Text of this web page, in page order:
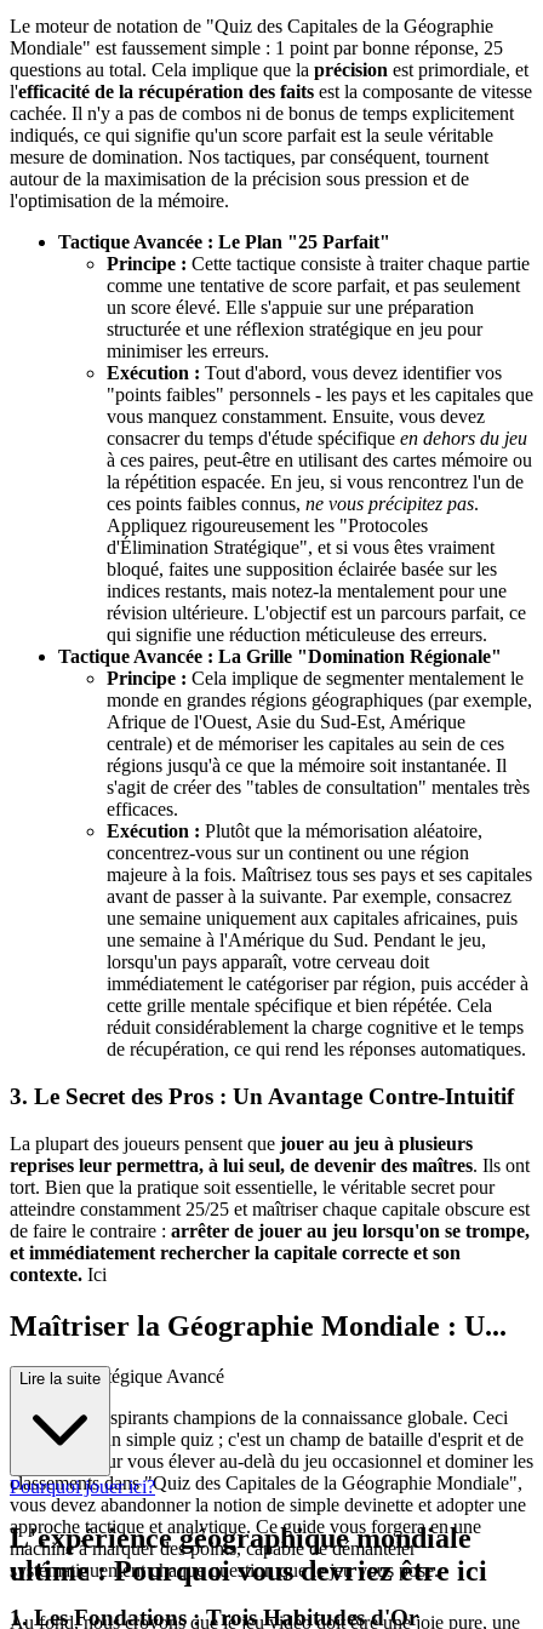
Le moteur de notation de "Quiz des Capitales de la Géographie
Mondiale" est faussement simple : 1 point par bonne réponse, 25
questions au total. Cela implique que la précision est primordiale, et
l'efficacité de la récupération des faits est la composante de vitesse
cachée. Il n'y a pas de combos ni de bonus de temps explicitement
indiqués, ce qui signifie qu'un score parfait est la seule véritable
mesure de domination. Nos tactiques, par conséquent, tournent
autour de la maximisation de la précision sous pression et de
l'optimisation de la mémoire.
Tactique Avancée : Le Plan "25 Parfait"
Principe : Cette tactique consiste à traiter chaque partie
comme une tentative de score parfait, et pas seulement
un score élevé. Elle s'appuie sur une préparation
structurée et une réflexion stratégique en jeu pour
minimiser les erreurs.
Exécution : Tout d'abord, vous devez identifier vos
"points faibles" personnels - les pays et les capitales que
vous manquez constamment. Ensuite, vous devez
consacrer du temps d'étude spécifique en dehors du jeu
à ces paires, peut-être en utilisant des cartes mémoire ou
la répétition espacée. En jeu, si vous rencontrez l'un de
ces points faibles connus, ne vous précipitez pas.
Appliquez rigoureusement les "Protocoles
d'Élimination Stratégique", et si vous êtes vraiment
bloqué, faites une supposition éclairée basée sur les
indices restants, mais notez-la mentalement pour une
révision ultérieure. L'objectif est un parcours parfait, ce
qui signifie une réduction méticuleuse des erreurs.
Tactique Avancée : La Grille "Domination Régionale"
Principe : Cela implique de segmenter mentalement le
monde en grandes régions géographiques (par exemple,
Afrique de l'Ouest, Asie du Sud-Est, Amérique
centrale) et de mémoriser les capitales au sein de ces
régions jusqu'à ce que la mémoire soit instantanée. Il
s'agit de créer des "tables de consultation" mentales très
efficaces.
Exécution : Plutôt que la mémorisation aléatoire,
concentrez-vous sur un continent ou une région
majeure à la fois. Maîtrisez tous ses pays et ses capitales
avant de passer à la suivante. Par exemple, consacrez
une semaine uniquement aux capitales africaines, puis
une semaine à l'Amérique du Sud. Pendant le jeu,
lorsqu'un pays apparaît, votre cerveau doit
immédiatement le catégoriser par région, puis accéder à
cette grille mentale spécifique et bien répétée. Cela
réduit considérablement la charge cognitive et le temps
de récupération, ce qui rend les réponses automatiques.
3. Le Secret des Pros : Un Avantage Contre-Intuitif
La plupart des joueurs pensent que jouer au jeu à plusieurs
reprises leur permettra, à lui seul, de devenir des maîtres. Ils ont
tort. Bien que la pratique soit essentielle, le véritable secret pour
atteindre constamment 25/25 et maîtriser chaque capitale obscure est
de faire le contraire : arrêter de jouer au jeu lorsqu'on se trompe,
et immédiatement rechercher la capitale correcte et son
contexte. Ici
Maîtriser la Géographie Mondiale : U...
n Guide Stratégique Avancé
Bienvenue, aspirants champions de la connaissance globale. Ceci
n'est pas qu'un simple quiz ; c'est un champ de bataille d'esprit et de
mémoire. Pour vous élever au-delà du jeu occasionnel et dominer les
classements dans "Quiz des Capitales de la Géographie Mondiale",
vous devez abandonner la notion de simple devinette et adopter une
approche tactique et analytique. Ce guide vous forgera en une
machine à marquer des points, capable de démanteler
systématiquement chaque question que le jeu vous pose.
1. Les Fondations : Trois Habitudes d'Or
Lire la suite
Pourquoi jouer ici?
L'expérience géographique mondiale
ultime : Pourquoi vous devriez être ici
Au fond, nous croyons que le jeu vidéo doit être une joie pure, une